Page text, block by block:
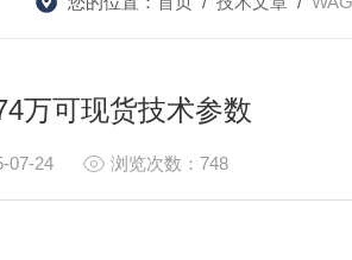
万可现货技术参数
07-24 浏览次数：748